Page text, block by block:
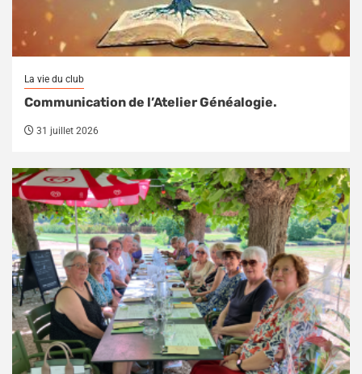
La vie du club
Communication de l’Atelier Généalogie.
31 juillet 2026